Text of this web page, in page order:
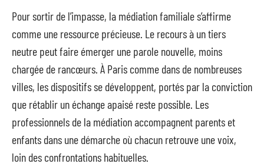
Pour sortir de l’impasse, la médiation familiale s’affirme
comme une ressource précieuse. Le recours à un tiers
neutre peut faire émerger une parole nouvelle, moins
chargée de rancœurs. À Paris comme dans de nombreuses
villes, les dispositifs se développent, portés par la conviction
que rétablir un échange apaisé reste possible. Les
professionnels de la médiation accompagnent parents et
enfants dans une démarche où chacun retrouve une voix,
loin des confrontations habituelles.